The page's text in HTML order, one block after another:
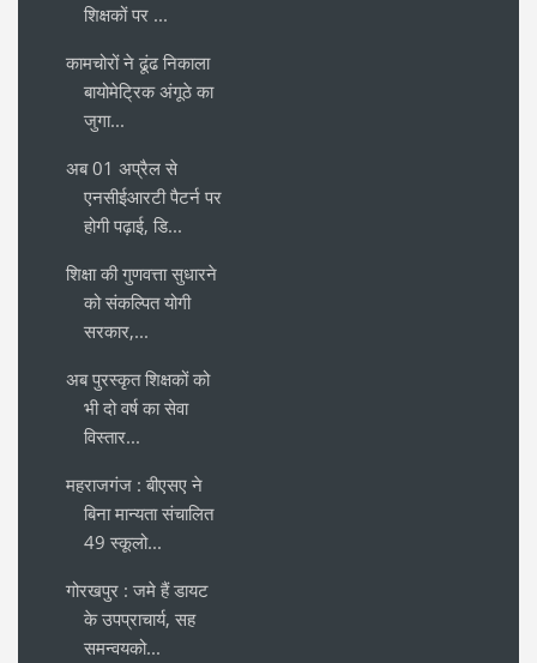
शिक्षकों पर ...
कामचोरों ने ढूंढ निकाला
बायोमेट्रिक अंगूठे का
जुगा...
अब 01 अप्रैल से
एनसीईआरटी पैटर्न पर
होगी पढ़ाई, डि...
शिक्षा की गुणवत्ता सुधारने
को संकल्पित योगी
सरकार,...
अब पुरस्कृत शिक्षकों को
भी दो वर्ष का सेवा
विस्तार...
महराजगंज : बीएसए ने
बिना मान्यता संचालित
49 स्कूलो...
गोरखपुर : जमे हैं डायट
के उपप्राचार्य, सह
समन्वयको...